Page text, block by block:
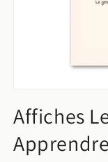
média
1
dans
une
fenêtre
Affiches